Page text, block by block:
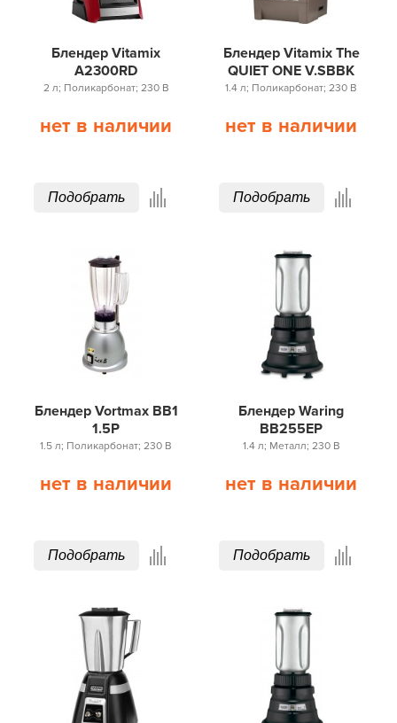
Блендер Vitamix
A2300RD
2 л; Поликарбонат; 230 В
нет в наличии
Подобрать
Блендер Vitamix The
QUIET ONE V.SBBK
1.4 л; Поликарбонат; 230 В
нет в наличии
Подобрать
Блендер Vortmax BB1
1.5P
1.5 л; Поликарбонат; 230 В
нет в наличии
Подобрать
Блендер Waring
BB255EP
1.4 л; Металл; 230 В
нет в наличии
Подобрать